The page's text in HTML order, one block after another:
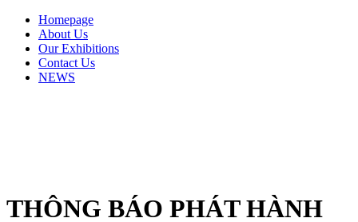
Homepage
About Us
Our Exhibitions
Contact Us
NEWS
THÔNG BÁO PHÁT HÀNH